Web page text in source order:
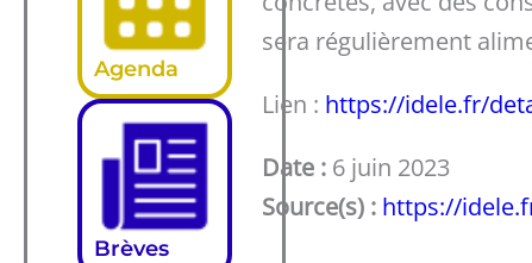
Agenda
Brèves
sera régulièrement
Lien : https://idele.fr/
Date : 6 juin 2023
Source(s) : https://